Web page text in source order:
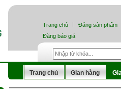
Trang chủ
Đăng sản phẩm
Đăng báo giá
Trang chủ Gian hàng